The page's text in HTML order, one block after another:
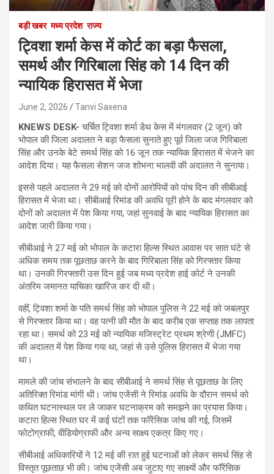
बड़ी खबर मध्य प्रदेश राज्य
ट्विशा शर्मा केस में कोर्ट का बड़ा फैसला,
समर्थ और गिरिबाला सिंह को 14 दिन की
न्यायिक हिरासत में भेजा
June 2, 2026 Tanvi Saxena
KNEWS DESK-चर्चित ट्विशा शर्मा डेथ केस में मंगलवार (2 जून) को
भोपाल की जिला अदालत ने बड़ा फैसला सुनाते हुए पूर्व जिला जज गिरिबाला
सिंह और उनके बेटे समर्थ सिंह को 16 जून तक न्यायिक हिरासत में भेजने का
आदेश दिया। यह फैसला सेशन जज शोभना भालवी की अदालत ने सुनाया।
इससे पहले अदालत ने 29 मई को दोनों आरोपियों को पांच दिन की सीबीआई
हिरासत में भेजा था। सीबीआई रिमांड की अवधि पूरी होने के बाद मंगलवार को
दोनों को अदालत में पेश किया गया, जहां सुनवाई के बाद न्यायिक हिरासत का
आदेश जारी किया गया।
सीबीआई ने 27 मई को भोपाल के कटारा हिल्स स्थित आवास पर सात घंटे से
अधिक समय तक पूछताछ करने के बाद गिरिबाला सिंह को गिरफ्तार किया
था। उनकी गिरफ्तारी उस दिन हुई जब मध्य प्रदेश हाई कोर्ट ने उनकी
अंतरिम जमानत याचिका खारिज कर दी थी।
वहीं, ट्विशा शर्मा के पति समर्थ सिंह को भोपाल पुलिस ने 22 मई को जबलपुर
से गिरफ्तार किया था। वह पत्नी की मौत के बाद करीब एक सप्ताह तक लापता
रहा था। समर्थ को 23 मई को न्यायिक मजिस्ट्रेट प्रथम श्रेणी (JMFC)
की अदालत में पेश किया गया था, जहां से उसे पुलिस हिरासत में भेजा गया
था।
मामले की जांच संभालने के बाद सीबीआई ने समर्थ सिंह से पूछताछ के लिए
अतिरिक्त रिमांड मांगी थी। जांच एजेंसी ने रिमांड अवधि के दौरान समर्थ को
कथित घटनास्थल पर ले जाकर घटनाक्रम को समझने का प्रयास किया।
कटारा हिल्स स्थित घर में कई घंटों तक फॉरेंसिक जांच की गई, जिसमें
फोटोग्राफी, वीडियोग्राफी और अन्य साक्ष्य एकत्र किए गए।
सीबीआई अधिकारियों ने 12 मई की रात हुई घटनाओं को लेकर समर्थ सिंह से
विस्तृत पूछताछ भी की। जांच एजेंसी अब जुटाए गए साक्ष्यों और फॉरेंसिक